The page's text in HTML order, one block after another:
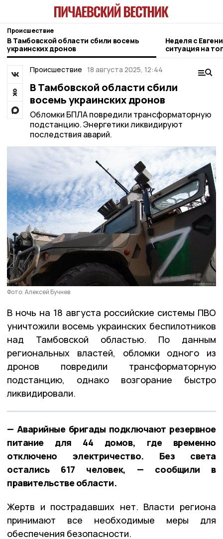
Происшествие
В Тамбовской области сбили восемь
украинских дронов
Неделя с
ситуация на
городе и
Происшествие 18 августа 2025, 12:44
В Тамбовской области сбили
восемь украинских дронов
Обломки БПЛА повредили трансформаторную
подстанцию. Энергетики ликвидируют
последствия аварий.
Фото: Алексей Бучнев
В ночь на 18 августа российские системы ПВО
уничтожили восемь украинских беспилотников
над Тамбовской областью. По данным
региональных властей, обломки одного из
дронов повредили трансформаторную
подстанцию, однако возгорание быстро
ликвидировали.
— Аварийные бригады подключают резервное
питание для 44 домов, где временно
отключено электричество. Без света
остались 617 человек, — сообщили в
правительстве области.
Жертв и пострадавших нет. Власти региона
принимают все необходимые меры для
обеспечения безопасности.